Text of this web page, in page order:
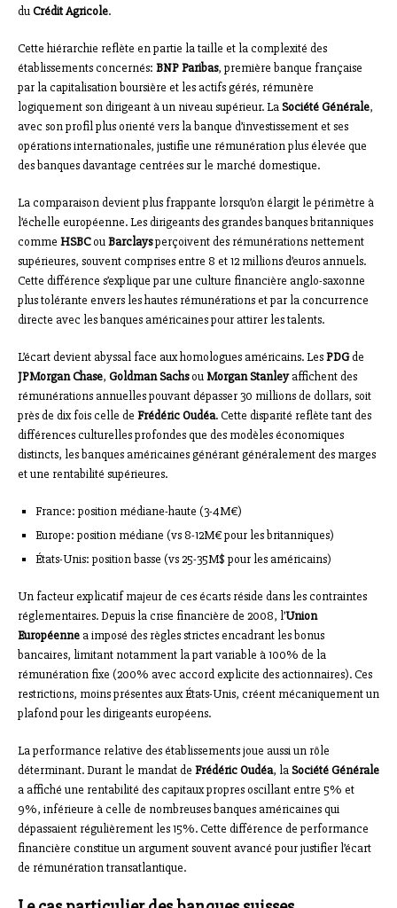
duCrédit Agricole.
Cette hiérarchie reflète en partie la taille et la complexité des
établissements concernés: BNP Paribas, première banque française
par la capitalisation boursière et les actifs gérés, rémunère
logiquement son dirigeant à un niveau supérieur. LaSociété Générale,
avec son profil plus orienté vers la banque d’investissement et ses
opérations internationales, justifie une rémunération plus élevée que
des banques davantage centrées sur le marché domestique.
La comparaison devient plus frappante lorsqu’on élargit le périmètre à
l’échelle européenne. Les dirigeants des grandes banques britanniques
comme HSBCouBarclaysperçoivent des rémunérations nettement
supérieures, souvent comprises entre 8 et 12 millions d’euros annuels.
Cette différence s’explique par une culture financière anglo-saxonne
plus tolérante envers les hautes rémunérations et par la concurrence
directe avec les banques américaines pour attirer les talents.
L’écart devient abyssal face aux homologues américains. LesPDGde
JPMorgan Chase, Goldman SachsouMorgan Stanleyaffichent des
rémunérations annuelles pouvant dépasser 30 millions de dollars, soit
près de dix fois celle de Frédéric Oudéa. Cette disparité reflète tant des
différences culturelles profondes que des modèles économiques
distincts, les banques américaines générant généralement des marges
et une rentabilité supérieures.
France: position médiane-haute (3-4M€)
Europe: position médiane (vs 8-12M€ pour les britanniques)
États-Unis: position basse (vs 25-35M$ pour les américains)
Un facteur explicatif majeur de ces écarts réside dans les contraintes
réglementaires. Depuis la crise financière de 2008, l’Union
Européennea imposé des règles strictes encadrant les bonus
bancaires, limitant notamment la part variable à 100% de la
rémunération fixe (200% avec accord explicite des actionnaires). Ces
restrictions, moins présentes aux États-Unis, créent mécaniquement un
plafond pour les dirigeants européens.
La performance relative des établissements joue aussi un rôle
déterminant. Durant le mandat de Frédéric Oudéa, laSociété Générale
a affiché une rentabilité des capitaux propres oscillant entre 5% et
9%, inférieure à celle de nombreuses banques américaines qui
dépassaient régulièrement les 15%. Cette différence de performance
financière constitue un argument souvent avancé pour justifier l’écart
de rémunération transatlantique.